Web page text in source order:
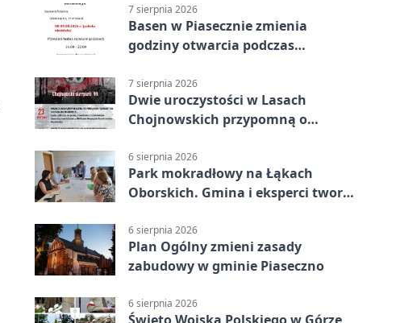
7 sierpnia 2026
Basen w Piasecznie zmienia
godziny otwarcia podczas
7 sierpnia 2026
Dwie uroczystości w Lasach
Chojnowskich przypomną o
6 sierpnia 2026
Park mokradłowy na Łąkach
Oborskich. Gmina i eksperci tworzą
6 sierpnia 2026
Plan Ogólny zmieni zasady
zabudowy w gminie Piaseczno
6 sierpnia 2026